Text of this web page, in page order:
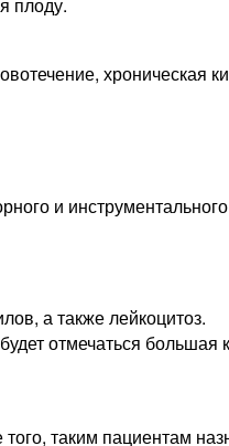
хроническая
и
а также лейкоцитоз.
отмечаться большая
таким пациентам